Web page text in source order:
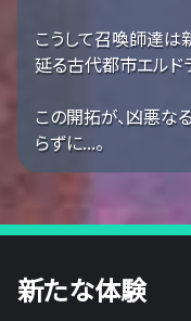
こうして召喚師達
延る古代都市エルド
この開拓が、凶悪な
らずに...。
新たな体験